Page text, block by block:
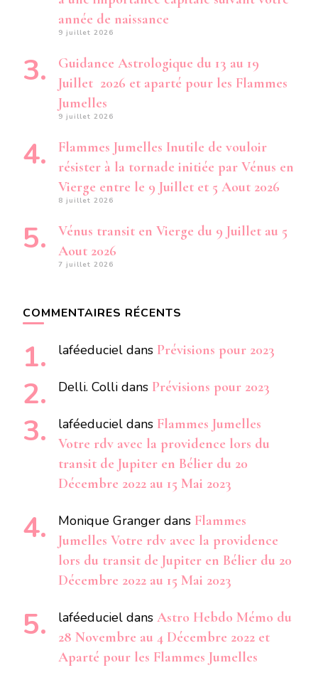
année de naissance
9 juillet 2026
Guidance Astrologique du 13 au 19
Juillet 2026 et aparté pour les Flammes
Jumelles
9 juillet 2026
Flammes Jumelles Inutile de vouloir
résister à la tornade initiée par Vénus en
Vierge entre le 9 Juillet et 5 Aout 2026
8 juillet 2026
Vénus transit en Vierge du 9 Juillet au 5
Aout 2026
7 juillet 2026
COMMENTAIRES RÉCENTS
laféeduciel dans Prévisions pour 2023
Delli. Colli dans Prévisions pour 2023
laféeduciel dans Flammes Jumelles
Votre rdv avec la providence lors du
transit de Jupiter en Bélier du 20
Décembre 2022 au 15 Mai 2023
Monique Granger dans Flammes
Jumelles Votre rdv avec la providence
lors du transit de Jupiter en Bélier du 20
Décembre 2022 au 15 Mai 2023
laféeduciel dans Astro Hebdo Mémo du
28 Novembre au 4 Décembre 2022 et
Aparté pour les Flammes Jumelles